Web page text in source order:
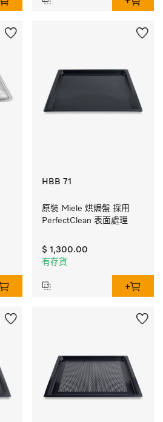
HBB 71
原裝 Miele 烘焗盤 採用
PerfectClean 表面處理
$ 1,300.00
有存貨